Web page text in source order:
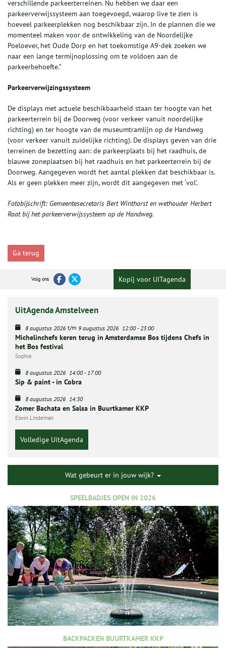
verschillende parkeerterreinen. Nu hebben we daar een
parkeerverwijssysteem aan toegevoegd, waarop live te zien is
hoeveel parkeerplekken nog beschikbaar zijn. In de plannen die we
momenteel maken voor de ontwikkeling van de Noordelijke
Poeloever, het Oude Dorp en het toekomstige A9-dek zoeken we
naar een lange termijnoplossing om te voldoen aan de
parkeerbehoefte.”
Parkeerverwijzingssysteem
De displays met actuele beschikbaarheid staan ter hoogte van het
parkeerterrein bij de Doorweg (voor verkeer vanuit noordelijke
richting) en ter hoogte van de museumtramlijn op de Handweg
(voor verkeer vanuit zuidelijke richting). De displays geven van drie
terreinen de bezetting aan: de parkeerplaats bij het raadhuis, de
blauwe zoneplaatsen bij het raadhuis en het parkeerterrein bij de
Doorweg. Aangegeven wordt het aantal plekken dat beschikbaar is.
Als er geen plekken meer zijn, wordt dit aangegeven met ‘vol’.
Fotobijschrift: Gemeentesecretaris Bert Winthorst en wethouder Herbert
Raat bij hetparkeerverwijssysteem op deHandweg.
Ga terug
Volg ons Kopij voor UITagenda
UitAgenda Amstelveen
8 augustus 2026 t/m 9 augustus 2026 12:00-23:00
Michelinchefs keren terug in Amsterdamse Bos tijdens Chefs in
het Bos festival
Sophie
8 augustus 2026 14:00-17:00
Sip & paint - in Cobra
8 augustus 2026 14:30
Zomer Bachata en Salsa in Buurtkamer KKP
Elwin Lindeman
Volledige UitAgenda
Wat gebeurt er in jouw wijk?
SPEELBADJES OPEN IN 2026
BACKPACKEN BUURTKAMER KKP